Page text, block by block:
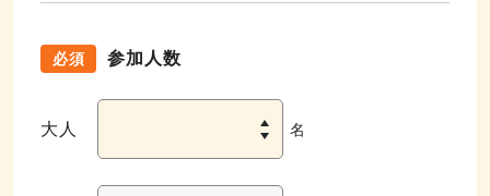
必須 参加人数
大人 名